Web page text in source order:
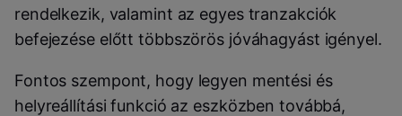
rendelkezik, valamint az egyes tranzakciók
befejezése előtt többszörös jóváhagyást igényel.
Fontos szempont, hogy legyen mentési és
helyreállítási funkció az eszközben továbbá,